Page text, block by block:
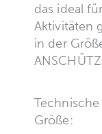
das ideal
Aktivitäten
in der
Größe: